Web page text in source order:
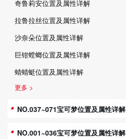
奇鲁莉安位置及属性详解
拉鲁拉丝位置及属性详解
沙奈朵位置及属性详解
巨钳螳螂位置及属性详解
蜻蜻蜓位置及属性详解
更多 >
NO.037~071宝可梦位置及属性详解
NO.001~036宝可梦位置及属性详解